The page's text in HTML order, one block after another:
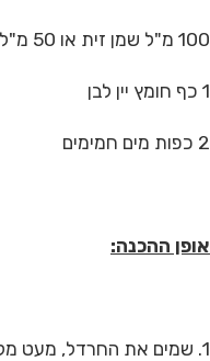
100 מ"ל שמן זית או 50 מ"ל שמן זית ו 50 מ"ל מרגרינה רכה למריחה
1 כף חומץ יין לבן
2 כפות מים חמימים
אופן ההכנה:
1. שמים את החרדל, מעט